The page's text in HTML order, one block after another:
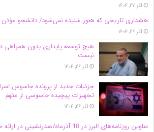
آذر ۲۷, ۱۴۰۴
هشداری تاریخی که هنوز شنیده نمی‌شود/ دانشجو مؤذن
آذر ۲۶, ۱۴۰۴
هیچ توسعه پایداری بدون همراهی
نیست
آذر ۲۶, ۱۴۰۴
جزئیات جدید از پرونده جاسوس
تجهیزات پیچیده جاسوسی از متهم
آذر ۲۶, ۱۴۰۴
عناوین روزنامه‌های البرز در ‌18 آذرماه/صدرنشینی در ارائه خدمات زایمان بی‌درد